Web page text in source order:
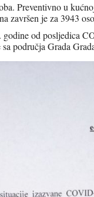
Preventivno u
završen je za 3943
od posljedica
područja Grada